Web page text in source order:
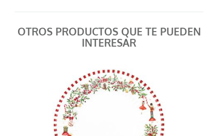
OTROS PRODUCTOS QUE TE PUEDEN
INTERESAR